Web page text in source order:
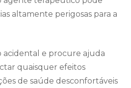
altamente perigosas para a
acidental e procure ajuda
quaisquer efeitos
de saúde desconfortáveis